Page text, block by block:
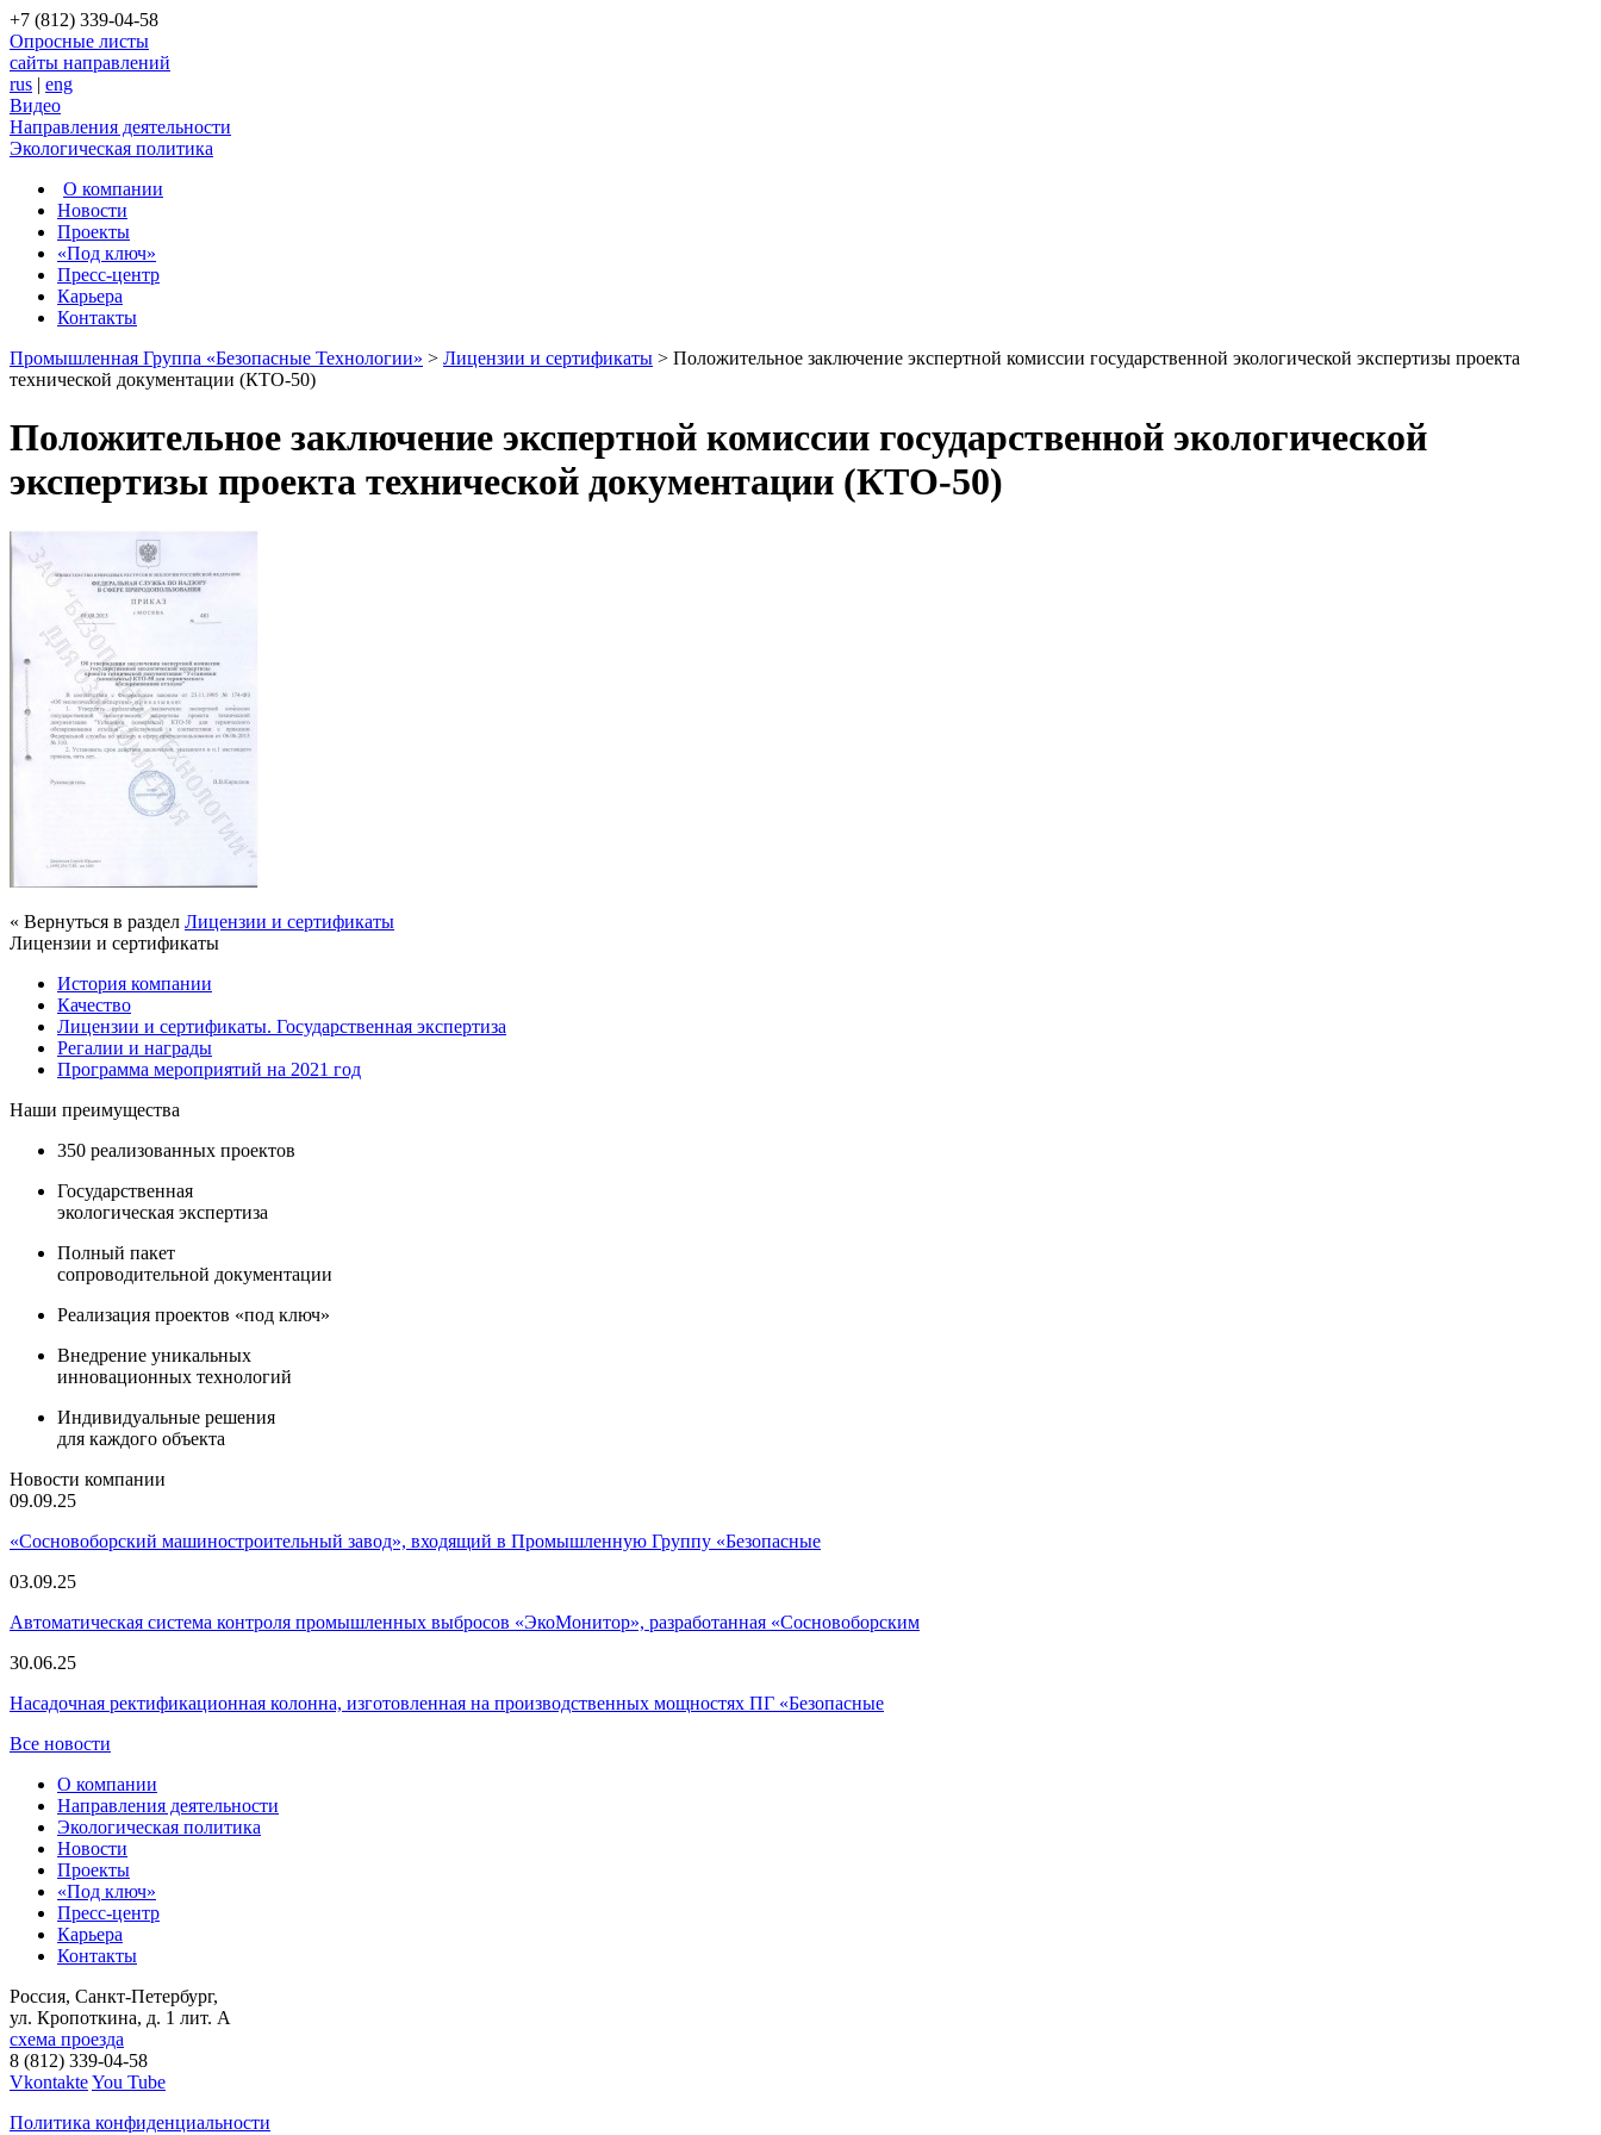
+7 (812) 339-04-58
Опросные листы
сайты направлений
rus | eng
Видео
Направления деятельности
Экологическая политика
О компании
Новости
Проекты
«Под ключ»
Пресс-центр
Карьера
Контакты
Промышленная Группа «Безопасные Технологии» > Лицензии и сертификаты > Положительное заключение экспертной комиссии государственной экологической экспертизы проекта
технической документации (КТО-50)
Положительное заключение экспертной комиссии государственной экологической
экспертизы проекта технической документации (КТО-50)
« Вернуться в раздел Лицензии и сертификаты
Лицензии и сертификаты
История компании
Качество
Лицензии и сертификаты. Государственная экспертиза
Регалии и награды
Программа мероприятий на 2021 год
Наши преимущества
350 реализованных проектов
Государственная
экологическая экспертиза
Полный пакет
сопроводительной документации
Реализация проектов «под ключ»
Внедрение уникальных
инновационных технологий
Индивидуальные решения
для каждого объекта
Новости компании
09.09.25
«Сосновоборский машиностроительный завод», входящий в Промышленную Группу «Безопасные
03.09.25
Автоматическая система контроля промышленных выбросов «ЭкоМонитор», разработанная «Сосновоборским
30.06.25
Насадочная ректификационная колонна, изготовленная на производственных мощностях ПГ «Безопасные
Все новости
О компании
Направления деятельности
Экологическая политика
Новости
Проекты
«Под ключ»
Пресс-центр
Карьера
Контакты
Россия, Санкт-Петербург,
ул. Кропоткина, д. 1 лит. А
схема проезда
8 (812) 339-04-58
VkontakteYou Tube
Политика конфиденциальности